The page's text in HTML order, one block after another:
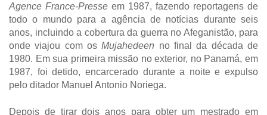
Agence France-Presse em 1987, fazendo reportagens de
todo o mundo para a agência de notícias durante seis
anos, incluindo a cobertura da guerra no Afeganistão, para
onde viajou com osMujahedeen no final da década de
1980. Em sua primeira missão no exterior, no Panamá, em
1987, foi detido, encarcerado durante a noite e expulso
pelo ditador Manuel Antonio Noriega.
Depois de tirar dois anos para obter um mestrado em